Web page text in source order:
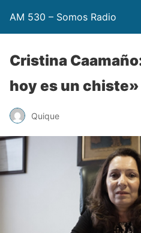
AM 530 – Somos Radio
Cristina
hoy es un chiste»
Quique